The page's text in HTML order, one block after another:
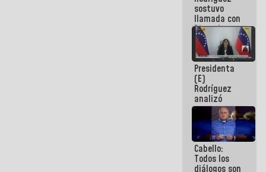
sostuvo
llamada con
Dinorah
Figuera y
acuerdan
primer
encuentro
presencial
para el
diálogo
Presidenta
(E)
Rodríguez
analizó
junto a
gobernadores
planes de
recuperación
del Sistema
Eléctrico
Cabello:
Todos los
diálogos son